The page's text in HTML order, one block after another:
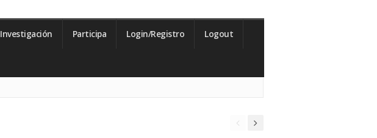
Investigación Participa Login/Registro Logout